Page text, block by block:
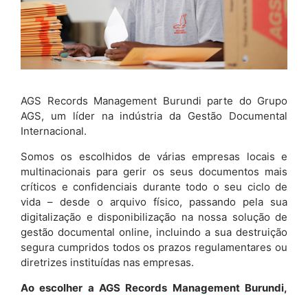
AGS Records Management Burundi parte do Grupo
AGS, um líder na indústria da Gestão Documental
Internacional.
Somos os escolhidos de várias empresas locais e
multinacionais para gerir os seus documentos mais
críticos e confidenciais durante todo o seu ciclo de
vida – desde o arquivo físico, passando pela sua
digitalização e disponibilização na nossa solução de
gestão documental online, incluindo a sua destruição
segura cumpridos todos os prazos regulamentares ou
diretrizes instituídas nas empresas.
Ao escolher a AGS Records Management Burundi,